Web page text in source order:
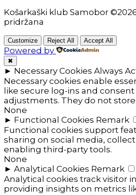
Košarkaški klub Samobor
pridržana
Customize Reject All Accept All
Powered by
✖
► Necessary Cookies Always
Necessary cookies enable
like secure log-ins and
adjustments. They do not
None
► Functional Cookies Remark
Functional cookies support
sharing on social media,
enabling third-party tools.
None
► Analytical Cookies Remark
Analytical cookies track visitor
providing insights on metrics